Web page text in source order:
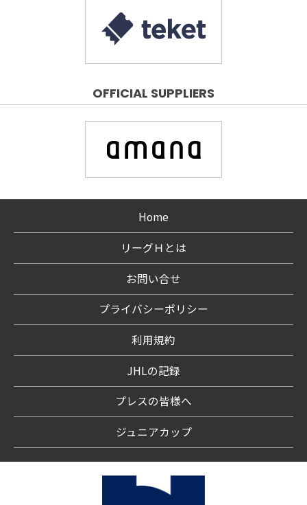
OFFICIAL SUPPLIERS
Home
リーグＨとは
お問い合せ
プライバシーポリシー
利用規約
JHLの記録
プレスの皆様へ
ジュニアカップ